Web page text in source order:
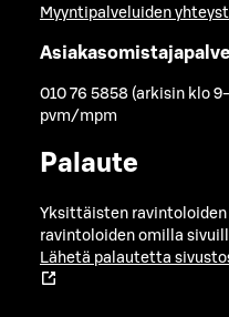
Myyntipalveluiden
010 76 5858 (arkisin klo
pvm/mpm
Palaute
Yksittäisten
ravintoloiden omilla
Lähetä palautetta